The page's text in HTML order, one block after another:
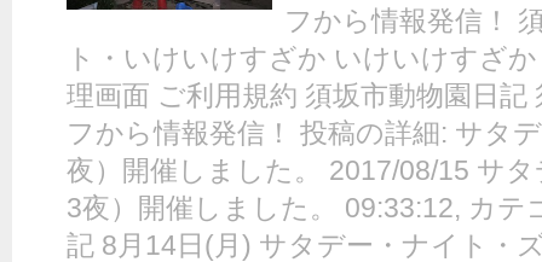
フから情報発信！
ト・いけいけすざか いけいけすざ
理画面 ご利用規約 須坂市動物園日
フから情報発信！ 投稿の詳細: サタ
夜）開催しました。 2017/08/15 サ
3夜）開催しました。 09:33:12, カテ
記 8月14日(月) サタデー・ナイト・